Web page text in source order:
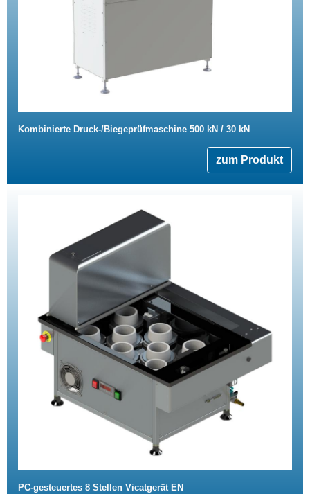
Kombinierte Druck-/Biegeprüfmaschine 500 kN / 30 kN
zum Produkt
PC-gesteuertes 8 Stellen Vicatgerät EN